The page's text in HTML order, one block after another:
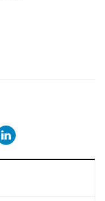
в базовой
среднестатистический